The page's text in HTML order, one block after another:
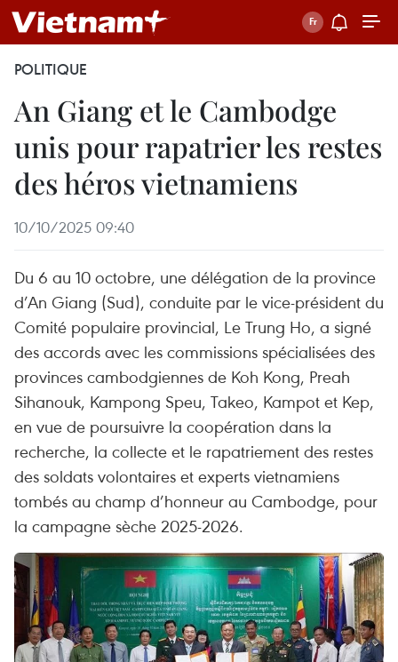
POLITIQUE
An Giang et le Cambodge
unis pour rapatrier les restes
des héros vietnamiens
10/10/2025 09:40
Du 6 au 10 octobre, une délégation de la province
d’An Giang (Sud), conduite par le vice-président du
Comité populaire provincial, Le Trung Ho, a signé
des accords avec les commissions spécialisées des
provinces cambodgiennes de Koh Kong, Preah
Sihanouk, Kampong Speu, Takeo, Kampot et Kep,
en vue de poursuivre la coopération dans la
recherche, la collecte et le rapatriement des restes
des soldats volontaires et experts vietnamiens
tombés au champ d’honneur au Cambodge, pour
la campagne sèche 2025-2026.